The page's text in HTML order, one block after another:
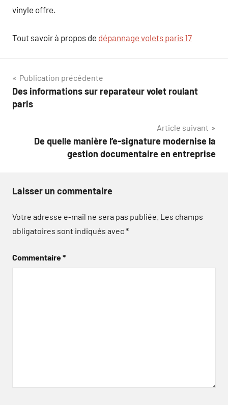
vinyle offre.
Tout savoir à propos de dépannage volets paris 17
Navigation
de
Publication précédente
Des informations sur reparateur volet roulant
paris
Article suivant
De quelle manière l’e-signature modernise la
gestion documentaire en entreprise
Laisser un commentaire
Votre adresse e-mail ne sera pas publiée. Les champs
obligatoires sont indiqués avec*
Commentaire*